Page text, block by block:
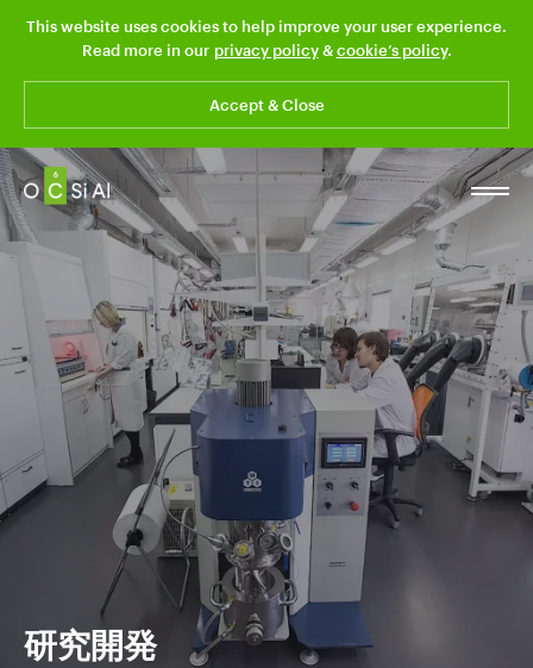
This website uses cookies to help improve your user experience.
Read more in our privacy policy&cookie’s policy.
Accept & Close
研究開発